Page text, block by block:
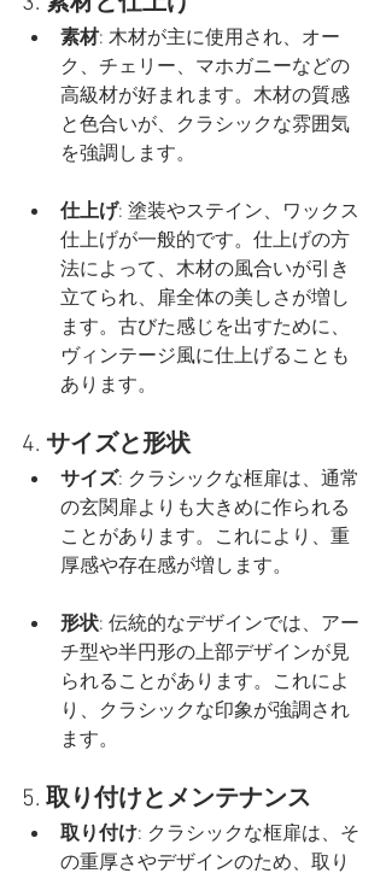
素材: 木材が主に使用され、オー
ク、チェリー、マホガニーなどの
高級材が好まれます。木材の質感
と色合いが、クラシックな雰囲気
を強調します。
仕上げ: 塗装やステイン、ワックス
仕上げが一般的です。仕上げの方
法によって、木材の風合いが引き
立てられ、扉全体の美しさが増し
ます。古びた感じを出すために、
ヴィンテージ風に仕上げることも
あります。
4. サイズと形状
サイズ: クラシックな框扉は、通常
の玄関扉よりも大きめに作られる
ことがあります。これにより、重
厚感や存在感が増します。
形状: 伝統的なデザインでは、アー
チ型や半円形の上部デザインが見
られることがあります。これによ
り、クラシックな印象が強調され
ます。
5. 取り付けとメンテナンス
取り付け: クラシックな框扉は、そ
の重厚さやデザインのため、取り